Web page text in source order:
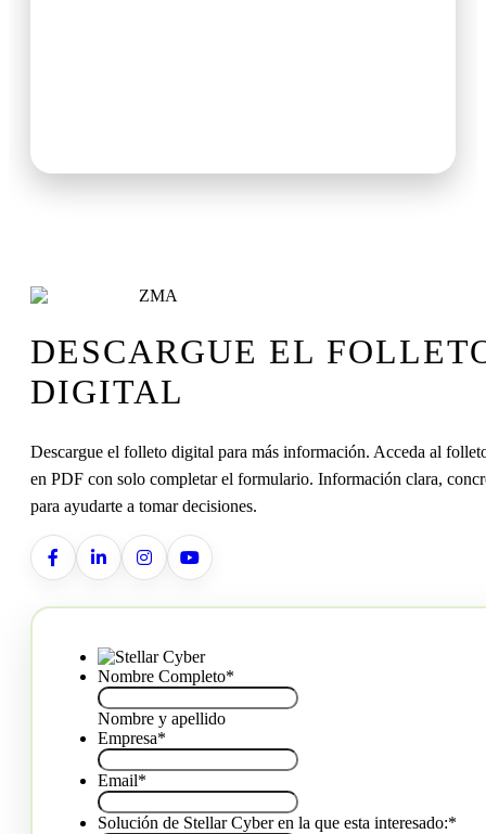
DESCARGUE EL
DIGITAL
Descargue el folleto digital para más información. Acceda al
en PDF con solo completar el formulario. Información clara,
para ayudarte a tomar decisiones.
Nombre Completo*
Nombre y apellido
Empresa*
Email*
Solución de Stellar Cyber en la que esta interesado:*